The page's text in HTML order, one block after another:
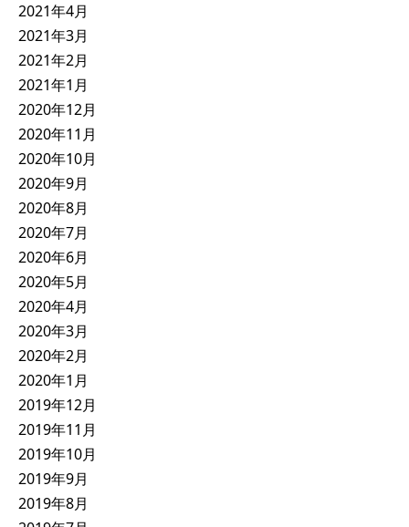
2021年4月
2021年3月
2021年2月
2021年1月
2020年12月
2020年11月
2020年10月
2020年9月
2020年8月
2020年7月
2020年6月
2020年5月
2020年4月
2020年3月
2020年2月
2020年1月
2019年12月
2019年11月
2019年10月
2019年9月
2019年8月